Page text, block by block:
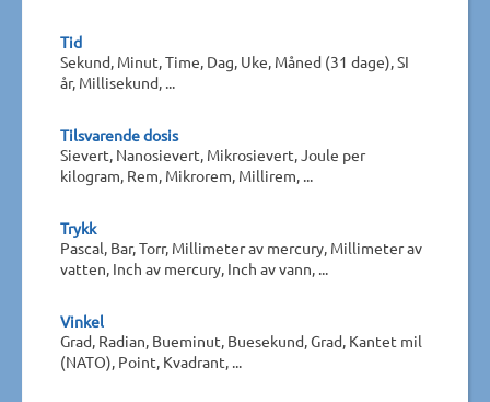
Tid
Sekund, Minut, Time, Dag, Uke, Måned (31 dage), SI
år, Millisekund, ...
Tilsvarende dosis
Sievert, Nanosievert, Mikrosievert, Joule per
kilogram, Rem, Mikrorem, Millirem, ...
Trykk
Pascal, Bar, Torr, Millimeter av mercury, Millimeter av
vatten, Inch av mercury, Inch av vann, ...
Vinkel
Grad, Radian, Bueminut, Buesekund, Grad, Kantet mil
(NATO), Point, Kvadrant, ...